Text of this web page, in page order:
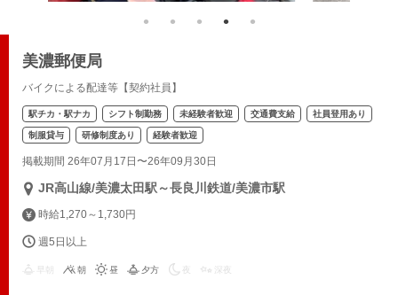
美濃郵便局
バイクによる配達等【契約社員】
駅チカ・駅ナカ シフト制勤務 未経験者歓迎 交通費支給 社員登用あり
制服貸与 研修制度あり 経験者歓迎
掲載期間 26年07月17日〜26年09月30日
JR高山線/美濃太田駅～長良川鉄道/美濃市駅
時給1,270～1,730円
週5日以上
朝 昼 夕方 夜 深夜